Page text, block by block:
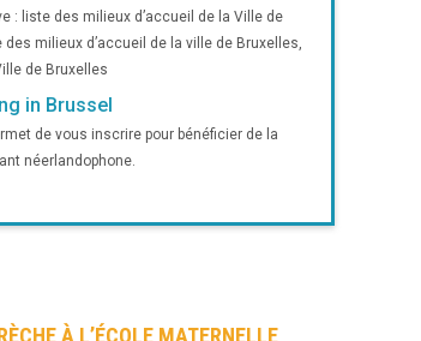
: liste des milieux d’accueil de la Ville de
milieux d’accueil de la ville de Bruxelles,
de Bruxelles
in Brussel
de vous inscrire pour bénéficier de la
néerlandophone.
À L’ÉCOLE MATERNELLE